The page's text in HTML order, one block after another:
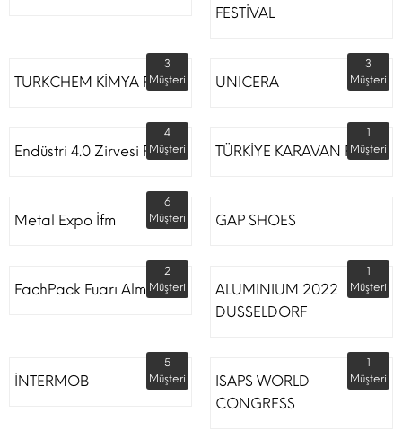
FESTİVAL
TURKCHEM KİMYA FUARI
3
Müşteri
UNICERA
3
Müşteri
Endüstri 4.0 Zirvesi Fuarı
4
Müşteri
TÜRKİYE KARAVAN FUARI
1
Müşteri
Metal Expo İfm
6
Müşteri
GAP SHOES
FachPack Fuarı Almanya
2
Müşteri
ALUMINIUM 2022
DUSSELDORF
1
Müşteri
İNTERMOB
5
Müşteri
ISAPS WORLD
CONGRESS
1
Müşteri